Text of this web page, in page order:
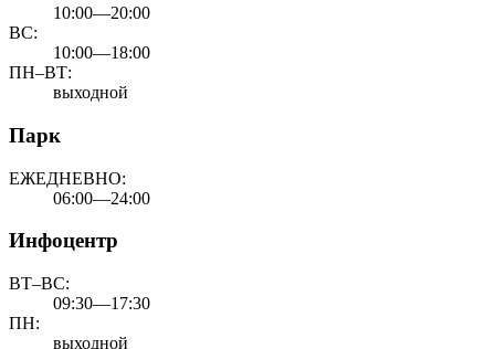
10:00—20:00
ВС:
10:00—18:00
ПН–ВТ:
выходной
Парк
ЕЖЕДНЕВНО:
06:00—24:00
Инфоцентр
ВТ–ВС:
09:30—17:30
ПН:
выходной